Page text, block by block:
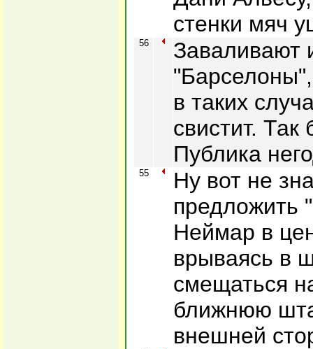
стенки мяч
56
Заваливают
"Барселоны",
в таких
свистит.
Публика
55
Ну вот не
предложить
Неймар в
врываясь в
смещаться
ближнюю
внешней